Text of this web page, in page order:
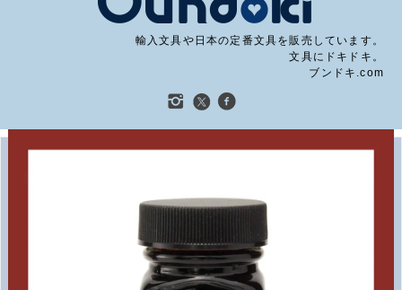
輸入文具や日本の定番文具を販売しています。
文具にドキドキ。
ブンドキ.com